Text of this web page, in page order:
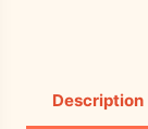
Description